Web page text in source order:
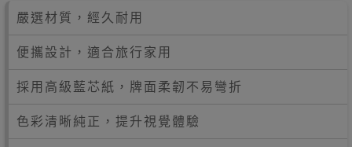
嚴選材質，經久耐用
便攜設計，適合旅行家用
採用高級藍芯紙，牌面柔韌不易彎折
色彩清晰純正，提升視覺體驗